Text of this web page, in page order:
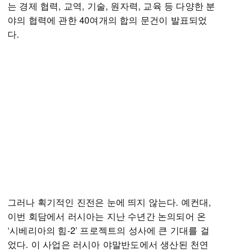
는 경제 협력, 교역, 기술, 원자력, 교육 등 다양한 분
야의 협력에 관한 40여개의 합의 문건이 발표되었
다.
그러나 획기적인 진전은 눈에 띄지 않는다. 예컨대,
이번 회담에서 러시아는 지난 수년간 논의되어 온
‘시베리아의 힘-2’ 프로젝트의 성사에 큰 기대를 걸
었다. 이 사업은 러시아 야말반도에서 생산된 천연